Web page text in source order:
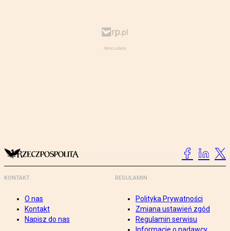
KONTAKT
O nas
Kontakt
Napisz do nas
REGULAMIN
Polityka Prywatności
Zmiana ustawień zgód
Regulamin serwisu